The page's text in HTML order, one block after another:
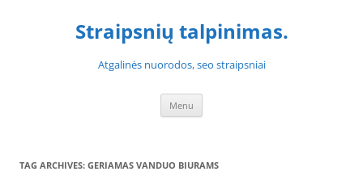
Straipsnių talpinimas.
Atgalinės nuorodos, seo straipsniai
Menu
TAG ARCHIVES: GERIAMAS VANDUO BIURAMS